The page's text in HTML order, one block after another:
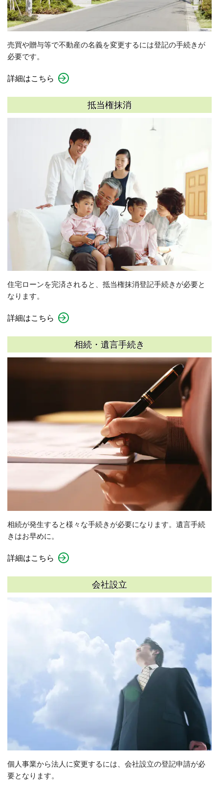
売買や贈与等で不動産の名義を変更するには登記の手続きが
必要です。
詳細はこちら
抵当権抹消
住宅ローンを完済されると、抵当権抹消登記手続きが必要と
なります。
詳細はこちら
相続・遺言手続き
相続が発生すると様々な手続きが必要になります。遺言手続
きはお早めに。
詳細はこちら
会社設立
個人事業から法人に変更するには、会社設立の登記申請が必
要となります。